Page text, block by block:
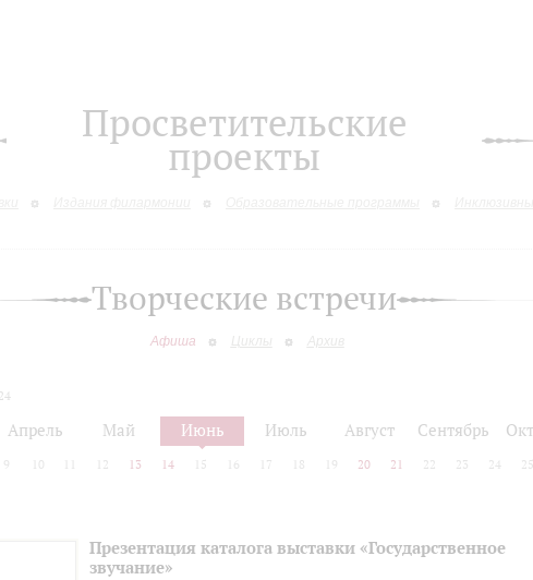
Просветительские
проекты
Творческие встречи
Афиша Циклы Архив
Апрель Май Июнь Июль Август Сентябрь
9 10 12 13 14 15 16 17 18 19 20 21 22 23 24 25
Презентация каталога выставки «Государственное
звучание»